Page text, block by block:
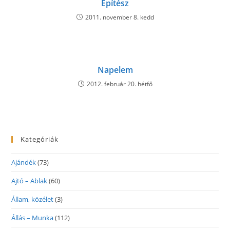
Építész
2011. november 8. kedd
Napelem
2012. február 20. hétfő
Kategóriák
Ajándék(73)
Ajtó – Ablak(60)
Állam, közélet(3)
Állás – Munka(112)